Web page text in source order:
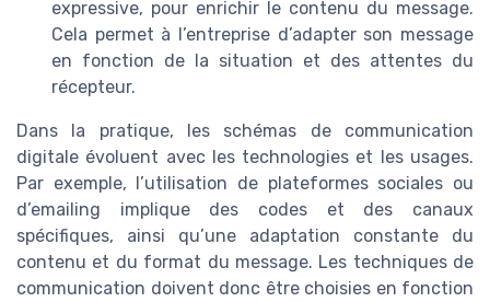
expressive, pour enrichir le contenu du message.
Cela permet à l’entreprise d’adapter son message
en fonction de la situation et des attentes du
récepteur.
Dans la pratique, les schémas de communication
digitale évoluent avec les technologies et les usages.
Par exemple, l’utilisation de plateformes sociales ou
d’emailing implique des codes et des canaux
spécifiques, ainsi qu’une adaptation constante du
contenu et du format du message. Les techniques de
communication doivent donc être choisies en fonction